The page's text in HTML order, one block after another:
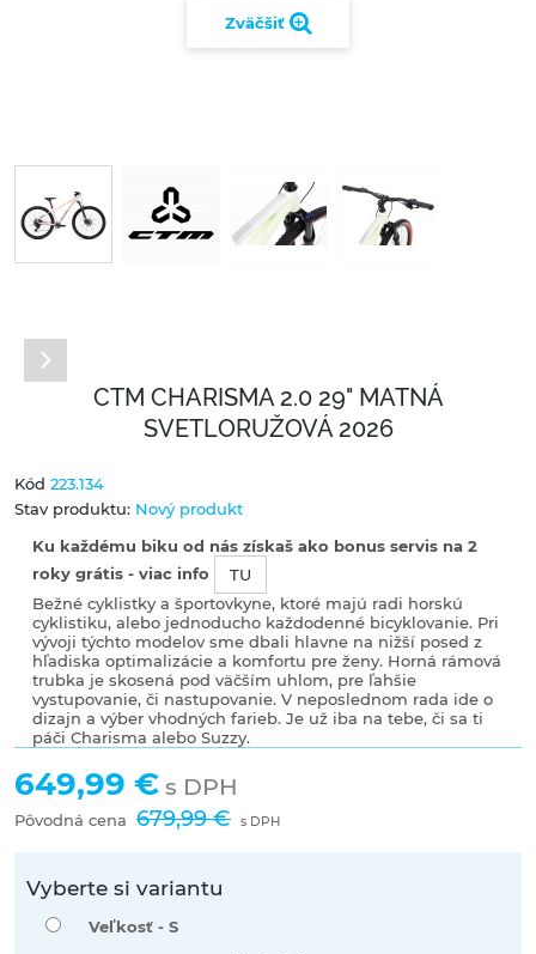
Zväčšiť
CTM CHARISMA 2.0 29" MATNÁ
SVETLORUŽOVÁ 2026
Kód 223.134
Stav produktu: Nový produkt
Ku každému biku od nás získaš ako bonus servis na 2
roky grátis - viac info
TU
Bežné cyklistky a športovkyne, ktoré majú radi horskú
cyklistiku, alebo jednoducho každodenné bicyklovanie. Pri
vývoji týchto modelov sme dbali hlavne na nižší posed z
hľadiska optimalizácie a komfortu pre ženy. Horná rámová
trubka je skosená pod väčším uhlom, pre ľahšie
vystupovanie, či nastupovanie. V neposlednom rada ide o
dizajn a výber vhodných farieb. Je už iba na tebe, či sa ti
páči Charisma alebo Suzzy.
649,99 € s DPH
Pôvodná cena 679,99 € s DPH
Vyberte si variantu
Veľkosť - S